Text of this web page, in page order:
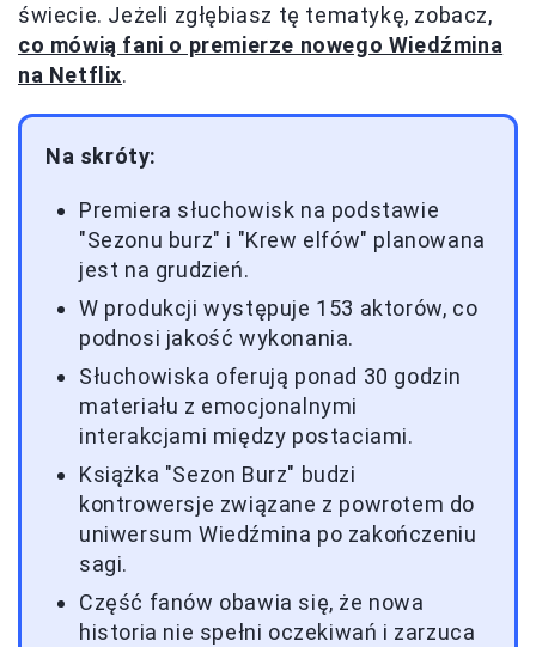
świecie. Jeżeli zgłębiasz tę tematykę, zobacz,
co mówią fani o premierze nowego Wiedźmina
na Netflix.
Na skróty:
Premiera słuchowisk na podstawie
"Sezonu burz" i "Krew elfów" planowana
jest na grudzień.
W produkcji występuje 153 aktorów, co
podnosi jakość wykonania.
Słuchowiska oferują ponad 30 godzin
materiału z emocjonalnymi
interakcjami między postaciami.
Książka "Sezon Burz" budzi
kontrowersje związane z powrotem do
uniwersum Wiedźmina po zakończeniu
sagi.
Część fanów obawia się, że nowa
historia nie spełni oczekiwań i zarzuca